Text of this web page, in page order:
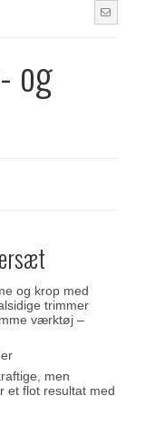
og
og krop med
trimmer
værktøj –
men
et flot resultat med